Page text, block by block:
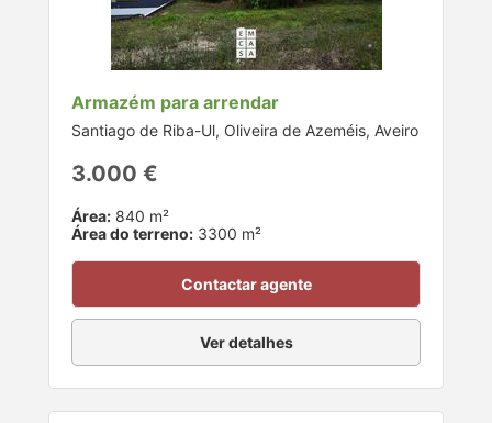
Armazém para arrendar
Santiago de Riba-Ul, Oliveira de Azeméis, Aveiro
3.000 €
Área: 840 m²
Área do terreno: 3300 m²
Contactar agente
Ver detalhes